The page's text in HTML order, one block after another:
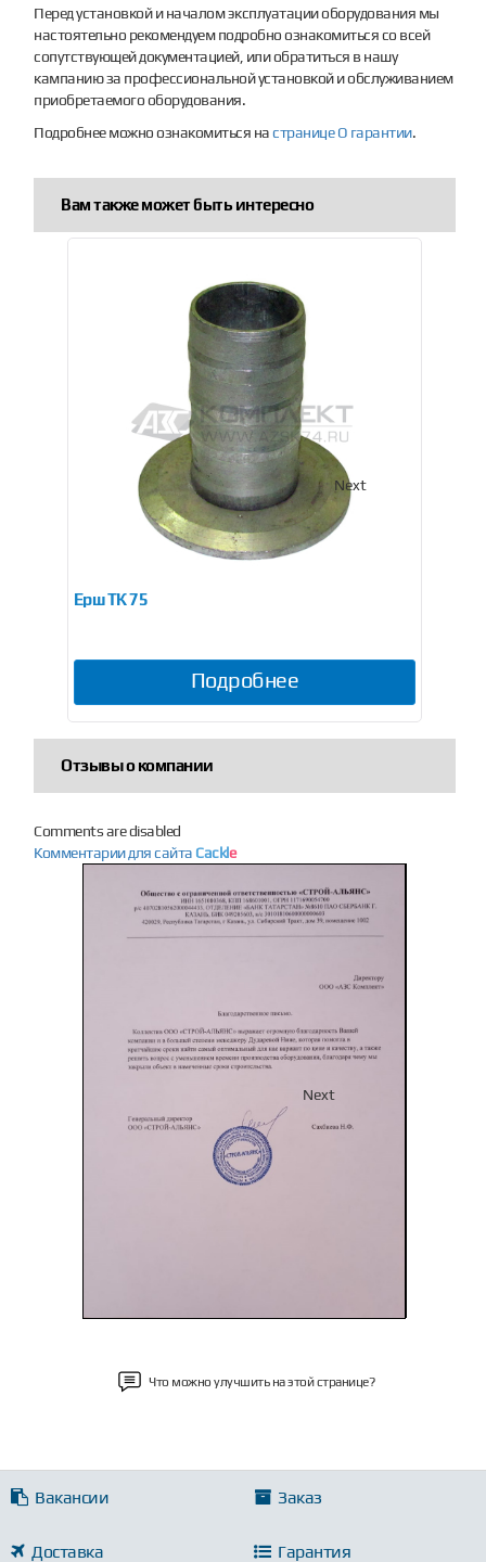
Перед установкой и началом эксплуатации оборудования мы
настоятельно рекомендуем подробно ознакомиться со всей
сопутствующей документацией, или обратиться в нашу
кампанию за профессиональной установкой и обслуживанием
приобретаемого оборудования.
Подробнее можно ознакомиться настранице О гарантии.
Вам также может быть интересно
Ерш ТК 75
Подробнее
Next
Отзывы о компании
Comments are disabled
Комментарии для сайта Cackle
Next
Что можно улучшить на этой странице?
Вакансии Заказ
Доставка Гарантия